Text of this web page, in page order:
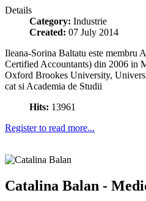
Details
Category: Industrie
Created: 07 July 2014
Ileana-Sorina Baltatu este membru
Certified Accountants) din 2006 in
Oxford Brookes University,
cat si Academia de Studii
Hits: 13961
Register to read more...
Catalina Balan -